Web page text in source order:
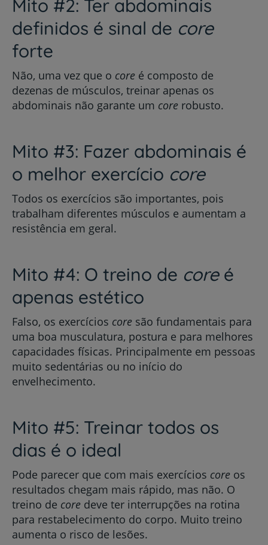
Mito #2: Ter abdominais
definidos é sinal de core
forte
Não, uma vez que o core é composto de
dezenas de músculos, treinar apenas os
abdominais não garante um core robusto.
Mito #3: Fazer abdominais é
o melhor exercício core
Todos os exercícios são importantes, pois
trabalham diferentes músculos e aumentam a
resistência em geral.
Mito #4: O treino de coreé
apenas estético
Falso, os exercícios core são fundamentais para
uma boa musculatura, postura e para melhores
capacidades físicas. Principalmente em pessoas
muito sedentárias ou no início do
envelhecimento.
Mito #5: Treinar todos os
dias é o ideal
Pode parecer que com mais exercícios core os
resultados chegam mais rápido, mas não. O
treino de core deve ter interrupções na rotina
para restabelecimento do corpo. Muito treino
aumenta o risco de lesões.